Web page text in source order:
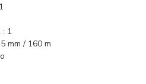
: 1
mm / 160 m